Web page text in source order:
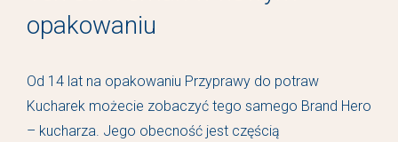
opakowaniu
Od 14 lat na opakowaniu Przyprawy do potraw
Kucharek możecie zobaczyć tego samego Brand Hero
– kucharza. Jego obecność jest częścią